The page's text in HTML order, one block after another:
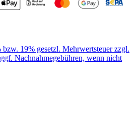
19% gesetzl. Mehrwertsteuer zzgl.
Nachnahmegebühren, wenn nicht